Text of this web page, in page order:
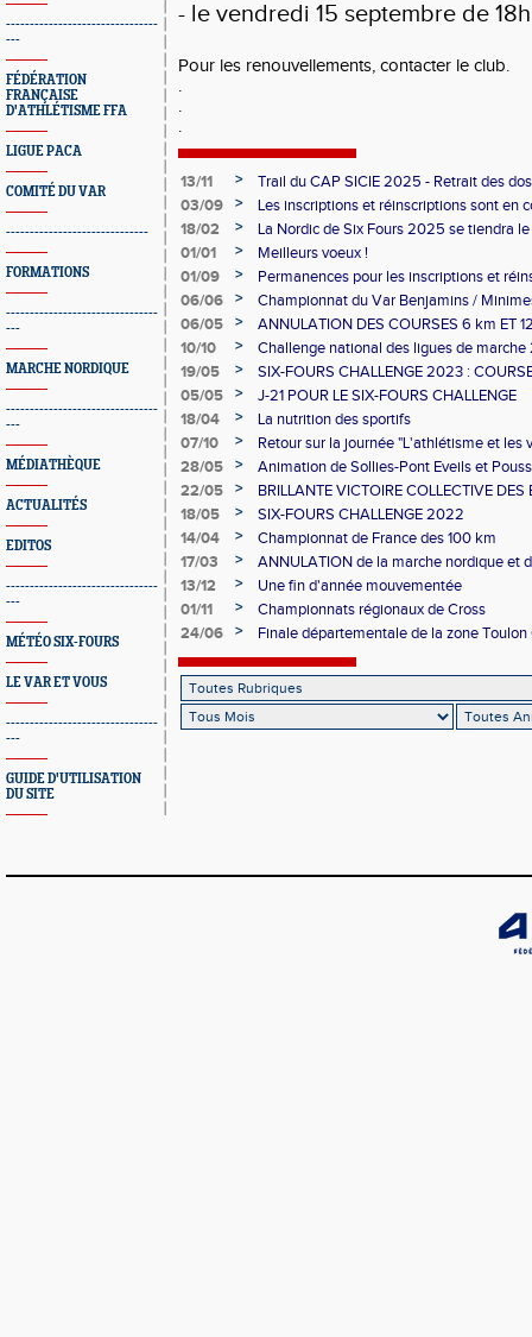
--------------------------------
---
FÉDÉRATION
FRANÇAISE
D'ATHLÉTISME FFA
LIGUE PACA
COMITÉ DU VAR
------------------------------
FORMATIONS
--------------------------------
---
MARCHE NORDIQUE
--------------------------------
---
MÉDIATHÈQUE
ACTUALITÉS
EDITOS
--------------------------------
---
MÉTÉO SIX-FOURS
LE VAR ET VOUS
--------------------------------
---
GUIDE D'UTILISATION
DU SITE
- le vendredi 15 septembre de
Pour les renouvellements, contacter le club.
.
.
.
13/11 >
Trail du CAP SICIE 2025 - Retrait des
03/09
>
Les inscriptions et réinscriptions sont en
18/02
>
La Nordic de Six Fours 2025 se tiendra
01/01
>
Meilleurs voeux !
01/09
>
Permanences pour les inscriptions et
06/06
>
Championnat du Var Benjamins /
06/05
>
ANNULATION DES COURSES 6 km ET
CHALLENGE
10/10 >
Challenge national des ligues de
19/05
>
SIX-FOURS CHALLENGE 2023 :
ACTIVITES DU 27 MAINTENUES
05/05 >
J-21 POUR LE SIX-FOURS CHALLENGE
18/04
>
La nutrition des sportifs
07/10
>
Retour sur la journée "L'athlétisme et les
28/05
>
Animation de Sollies-Pont Eveils et
22/05
>
BRILLANTE VICTOIRE COLLECTIVE
ATHLE
18/05 >
SIX-FOURS CHALLENGE 2022
14/04
>
Championnat de France des 100 km
17/03
>
ANNULATION de la marche nordique et
initialement le 20 mars
13/12 >
Une fin d'année mouvementée
01/11
>
Championnats régionaux de Cross
24/06
>
Finale départementale de la zone